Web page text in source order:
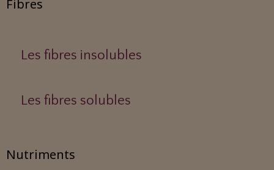
Fibres
Les fibres insolubles
Les fibres solubles
Nutriments